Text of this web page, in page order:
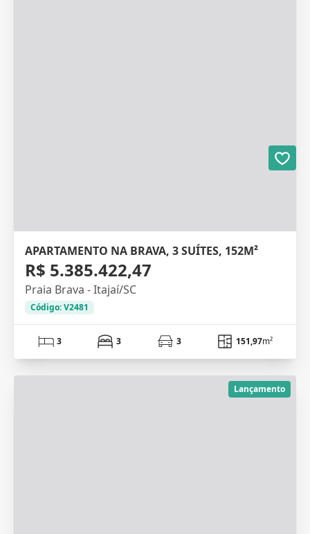
APARTAMENTO NA BRAVA, 3 SUÍTES, 152M²
R$ 5.385.422,47
Praia Brava - Itajaí/SC
Código: V2481
3 3 3 151,97m²
Lançamento